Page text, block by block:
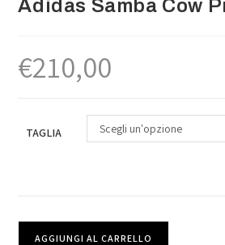
Adidas Samba Cow
€210,00
TAGLIA Scegli un'opzione
AGGIUNGI AL CARRELLO